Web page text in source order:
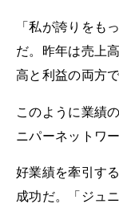
「私が誇りをも
だ。昨年は売上
高と利益の両方
このように業績
ニパーネットワ
好業績を牽引す
成功だ。「ジュ